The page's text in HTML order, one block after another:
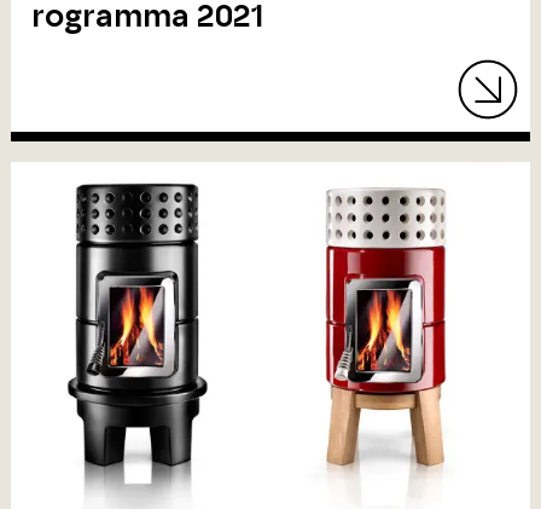
rogramma 2021